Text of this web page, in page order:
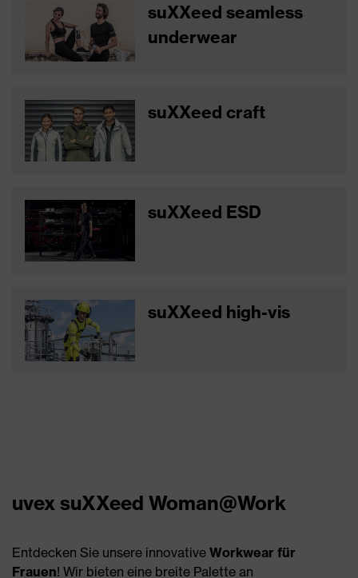
suXXeed seamless
underwear
suXXeed craft
suXXeed ESD
suXXeed high-vis
uvex suXXeed Woman@Work
Entdecken Sie unsere innovative Workwear für
Frauen! Wir bieten eine breite Palette an